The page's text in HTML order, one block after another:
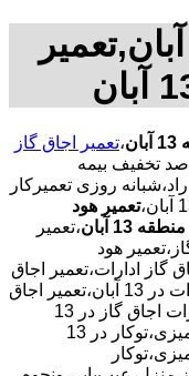
تعمیر اجاق گاز 13 آبان,تعمیر
،تعمیر اجاق گاز
صد تخفیف بیمه
چگینی راد،شبانه روزی تعمیرکار
تعمیر هود
13 آبان
،تعمیر
اجاق گاز،تعمیر هود
گاز ادارات،تعمیر اجاق
گاز شرکت در 13 آبان،تعمیر اجاق گاز ادارات در 13 آبان،تعمیر اجاق
گاز با نرخ اتحادیه،نمایندگی خدمات و تعمیرات اجاق گاز در 13
آبان،آموزش تعمیرات اجاق گاز،فر گاز،رومیزی،توکار در 13